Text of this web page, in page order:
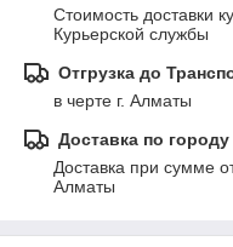
Стоимость доставки
Курьерской службы
Отгрузка до
в черте г. Алматы
Доставка по
Доставка при сумме
Алматы